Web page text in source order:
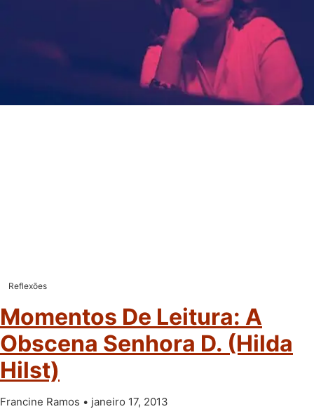
Reflexões
Momentos De Leitura: A
Obscena Senhora D. (Hilda
Hilst)
Francine Ramos janeiro 17, 2013